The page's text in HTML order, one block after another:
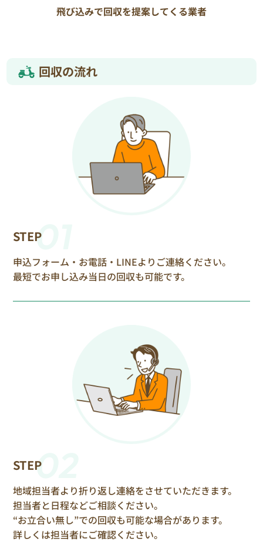
飛び込みで回収を提案してくる業者
回収の流れ
STEP01
申込フォーム・お電話・LINEよりご連絡ください。
最短でお申し込み当日の回収も可能です。
STEP02
地域担当者より折り返し連絡をさせていただきます。
担当者と日程などご相談ください。
“お立合い無し”での回収も可能な場合があります。
詳しくは担当者にご確認ください。